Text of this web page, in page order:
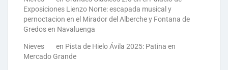
Exposiciones Lienzo Norte: escapada musical y
pernoctacion en el Mirador del Alberche y Fontana de
Gredos en Navaluenga
Nieves en Pista de Hielo Ávila 2025: Patina en
Mercado Grande